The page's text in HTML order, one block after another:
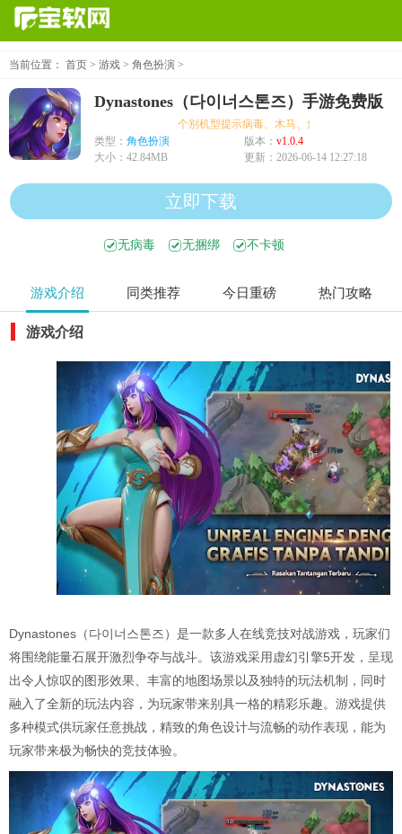
当前位置： 首页 > 游戏 > 角色扮演 >
Dynastones（다이너스톤즈）手游免费版
个别机型提示病毒、木马、危险，均为误报可放
类型： 角色扮演 版本： v1.0.4
大小： 42.84MB 更新： 2026-06-14 12:27:18
立即下载
无病毒 无捆绑 不卡顿
游戏介绍 同类推荐 今日重磅 热门攻略
游戏介绍
Dynastones（다이너스톤즈）是一款多人在线竞技对战游戏，玩家们
将围绕能量石展开激烈争夺与战斗。该游戏采用虚幻引擎5开发，呈现
出令人惊叹的图形效果、丰富的地图场景以及独特的玩法机制，同时
融入了全新的玩法内容，为玩家带来别具一格的精彩乐趣。游戏提供
多种模式供玩家任意挑战，精致的角色设计与流畅的动作表现，能为
玩家带来极为畅快的竞技体验。